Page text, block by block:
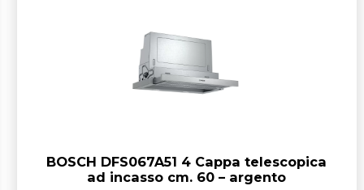
BOSCH DFS067A51 4 Cappa telescopica
ad incasso cm. 60 – argento